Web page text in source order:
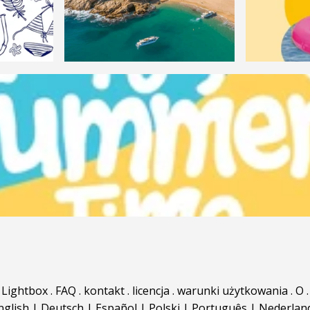
Lightbox. FAQ . kontakt. licencja . warunki użytkowania . O .